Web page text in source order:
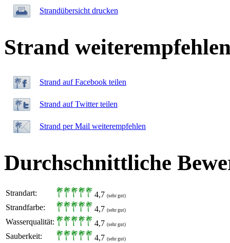
Strandübersicht drucken
Strand
Strand auf Facebook teilen
Strand auf Twitter teilen
Strand per Mail weiterempfehlen
Durchschnittliche
Strandart: 4,7 (sehr gut)
Strandfarbe: 4,7 (sehr gut)
Wasserqualität: 4,7 (sehr gut)
Sauberkeit: 4,7 (sehr gut)